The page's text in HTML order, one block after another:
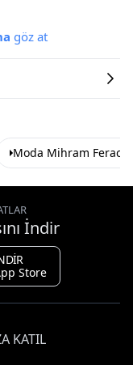
göz at
Moda Mihram Ferace
İndir
Store
KATIL